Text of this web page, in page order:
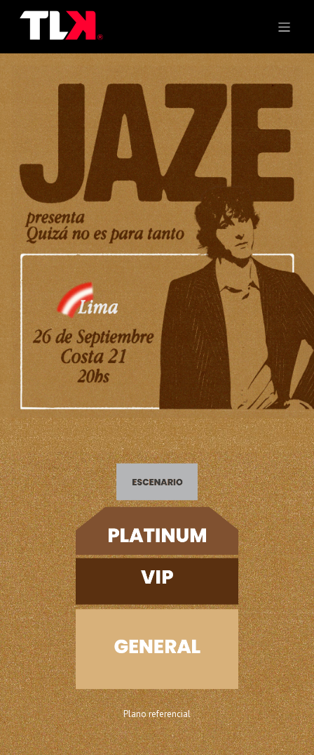
Plano referencial